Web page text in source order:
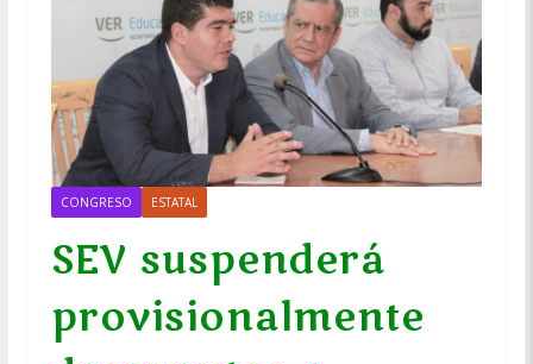
CONGRESO ESTATAL
SEV suspenderá
provisionalmente